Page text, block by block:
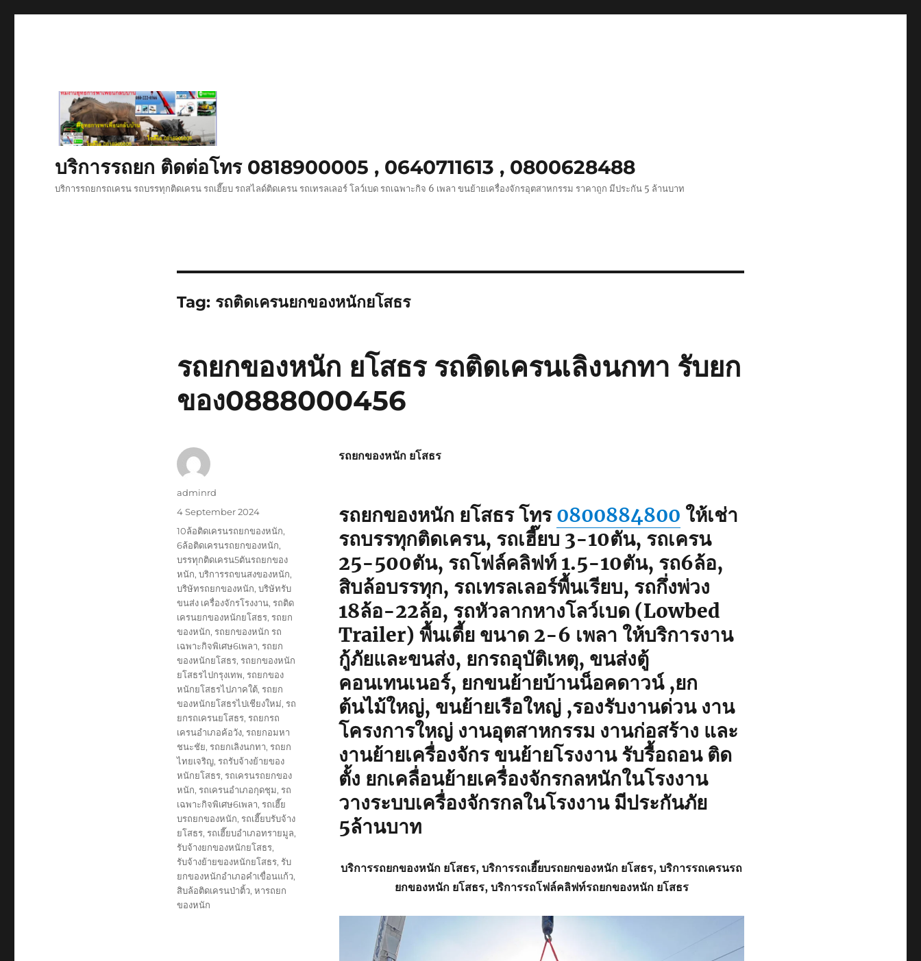
บริการรถยก ติดต่อโทร 0818900005 , 0640711613 , 0800628488
บริการรถยกรถเครน รถบรรทุกติดเครน รถเฮี๊ยบ รถสไลด์ติดเครน รถเทรลเลอร์ โลว์เบด รถเฉพาะกิจ 6 เพลา ขนย้ายเครื่องจักรอุตสาหกรรม ราคาถูก มีประกัน 5 ล้านบาท
Tag: รถติดเครนยกของหนักยโสธร
รถยกของหนัก ยโสธร รถติดเครนเลิงนกทา รับยก
ของ0888000456
รถยกของหนัก ยโสธร
รถยกของหนัก ยโสธรโทร0800884800 ให้เช่า
รถบรรทุกติดเครน, รถเฮี๊ยบ 3-10ตัน, รถเครน
25-500ตัน, รถโฟล์คลิฟท์ 1.5-10ตัน, รถ6ล้อ,
สิบล้อบรรทุก, รถเทรลเลอร์พื้นเรียบ, รถกึ่งพ่วง
18ล้อ-22ล้อ, รถหัวลากหางโลว์เบด (Lowbed
Trailer) พื้นเตี้ย ขนาด 2-6 เพลา ให้บริการงาน
กู้ภัยและขนส่ง, ยกรถอุบัติเหตุ, ขนส่งตู้
คอนเทนเนอร์, ยกขนย้ายบ้านน็อคดาวน์ ,ยก
ต้นไม้ใหญ่, ขนย้ายเรือใหญ่ ,รองรับงานด่วน งาน
โครงการใหญ่ งานอุตสาหกรรม งานก่อสร้าง และ
งานย้ายเครื่องจักร ขนย้ายโรงงาน รับรื้อถอน ติด
ตั้ง ยกเคลื่อนย้ายเครื่องจักรกลหนักในโรงงาน
วางระบบเครื่องจักรกลในโรงงาน มีประกันภัย
5ล้านบาท
บริการรถยกของหนัก ยโสธร, บริการรถเฮี๊ยบรถยกของหนัก ยโสธร, บริการรถเครนรถ
ยกของหนัก ยโสธร, บริการรถโฟล์คลิฟท์รถยกของหนัก ยโสธร
Author
adminrd
Posted
4 September 2024
Tags
10ล้อติดเครนรถยกของหนัก,
6ล้อติดเครนรถยกของหนัก,
บรรทุกติดเครน5ตันรถยกของ
หนัก, บริการรถขนสงของหนัก,
บริษัทรถยกของหนัก, บริษัทรับ
ขนส่ง เครื่องจักรโรงงาน, รถติด
เครนยกของหนักยโสธร, รถยก
ของหนัก, รถยกของหนัก รถ
เฉพาะกิจพิเศษ6เพลา, รถยก
ของหนักยโสธร, รถยกของหนัก
ยโสธรไปกรุงเทพ, รถยกของ
หนักยโสธรไปภาคใต้, รถยก
ของหนักยโสธรไปเชียงใหม่, รถ
ยกรถเครนยโสธร, รถยกรถ
เครนอำเภอค้อวัง, รถยกอมหา
ชนะชัย, รถยกเลิงนกทา, รถยก
ไทยเจริญ, รถรับจ้างย้ายของ
หนักยโสธร, รถเครนรถยกของ
หนัก, รถเครนอำเภอกุดชุม, รถ
เฉพาะกิจพิเศษ6เพลา, รถเฮี๊ย
บรถยกของหนัก, รถเฮี๊ยบรับจ้าง
ยโสธร, รถเฮี๊ยบอำเภอทรายมูล,
รับจ้างยกของหนักยโสธร,
รับจ้างย้ายของหนักยโสธร, รับ
ยกของหนักอำเภอคำเขื่อนแก้ว,
สิบล้อติดเครนป่าติ้ว, หารถยก
ของหนัก